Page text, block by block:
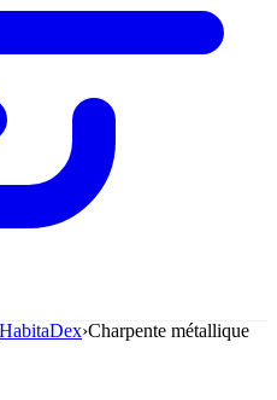
HabitaDex›Charpente métallique